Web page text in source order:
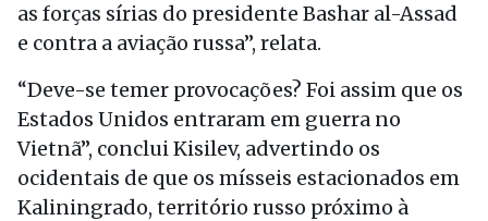
as forças sírias do presidente Bashar al-Assad
e contra a aviação russa”, relata.
“Deve-se temer provocações? Foi assim que os
Estados Unidos entraram em guerra no
Vietnã”, conclui Kisilev, advertindo os
ocidentais de que os mísseis estacionados em
Kaliningrado, território russo próximo à